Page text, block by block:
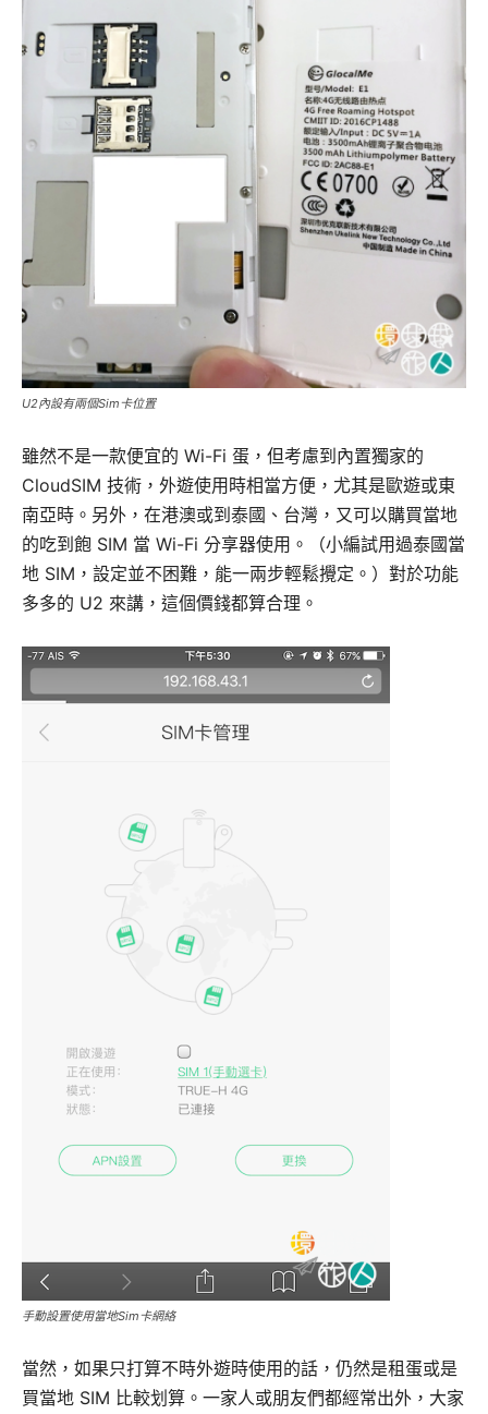
U2內設有兩個Sim卡位置
雖然不是一款便宜的 Wi-Fi 蛋，但考慮到內置獨家的
CloudSIM 技術，外遊使用時相當方便，尤其是歐遊或東
南亞時。另外，在港澳或到泰國、台灣，又可以購買當地
的吃到飽 SIM 當 Wi-Fi 分享器使用。（小編試用過泰國當
地 SIM，設定並不困難，能一兩步輕鬆攪定。）對於功能
多多的 U2 來講，這個價錢都算合理。
手動設置使用當地Sim卡網絡
當然，如果只打算不時外遊時使用的話，仍然是租蛋或是
買當地 SIM 比較划算。一家人或朋友們都經常出外，大家